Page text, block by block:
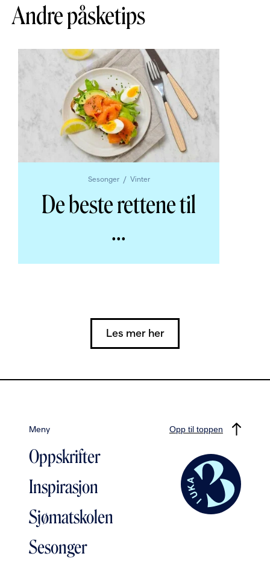
Andre påsketips
Sesonger Vinter
De beste rettene til
...
Les mer her
Meny
Oppskrifter
Inspirasjon
Sjømatskolen
Sesonger
Opp til toppen